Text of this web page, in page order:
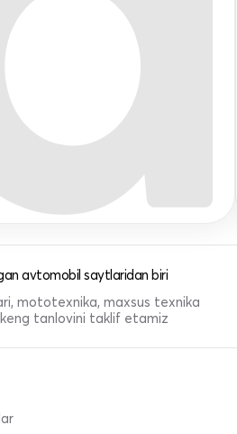
avtomobil saytlaridan biri
mototexnika, maxsus texnika
tanlovini taklif etamiz